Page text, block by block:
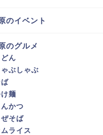
のイベント
のグルメ
どん
ゃぶしゃぶ
ば
麺
んかつ
ぜそば
ライス